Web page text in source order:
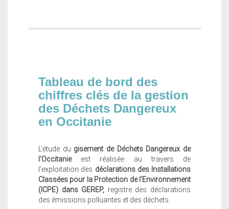
Tableau de bord des
chiffres clés de la gestion
des Déchets Dangereux
en Occitanie
L'étude du gisement de Déchets Dangereux de
l'Occitanieest réalisée au travers de
l'exploitation des déclarations des Installations
Classées pour la Protection de l'Environnement
(ICPE) dans GEREP, registre des déclarations
des émissions polluantes et des déchets.